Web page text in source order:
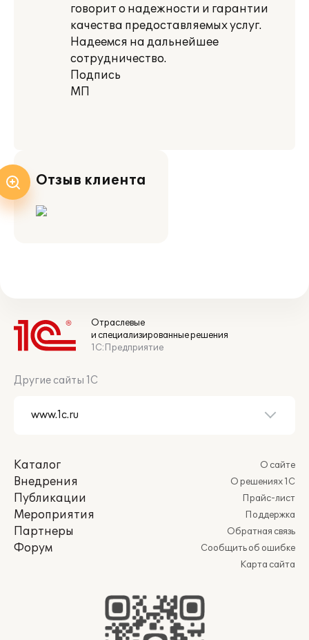
говорит о надежности и гарантии
качества предоставляемых услуг.
Надеемся на дальнейшее
сотрудничество.
Подпись
МП
Отзыв клиента
Отраслевые
и специализированные решения
1С:Предприятие
Другие сайты 1С
Каталог
Внедрения
Публикации
Мероприятия
Партнеры
Форум
О сайте
О решениях 1С
Прайс-лист
Поддержка
Обратная связь
Сообщить об ошибке
Карта сайта